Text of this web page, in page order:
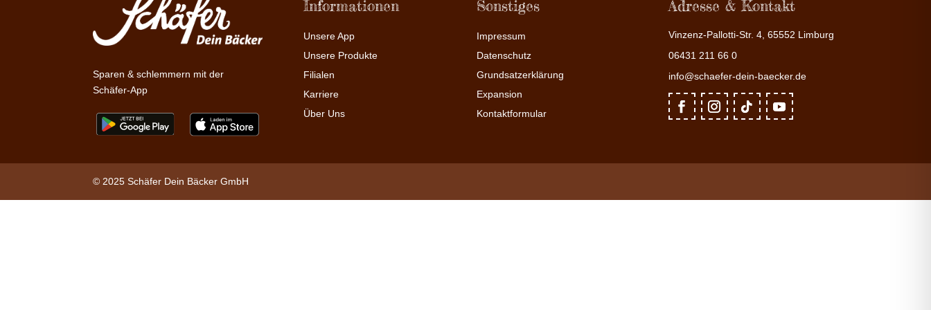
Sparen & schlemmern mit der
Schäfer-App
Informationen
Unsere App
Unsere Produkte
Filialen
Karriere
Über Uns
Sonstiges
Impressum
Datenschutz
Grundsatzerklärung
Expansion
Kontaktformular
Adresse & Kontakt
Vinzenz-Pallotti-Str. 4, 65552 Limburg
06431 211 66 0
info@schaefer-dein-baecker.de
© 2025 Schäfer Dein Bäcker GmbH